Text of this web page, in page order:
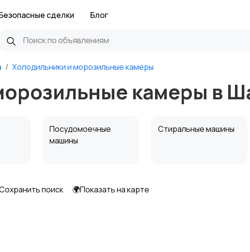
сделки Блог
Холодильники и морозильные камеры
камеры в
Посудомоечные
машины
Стиральные машины
поиск 🌍Показать на карте